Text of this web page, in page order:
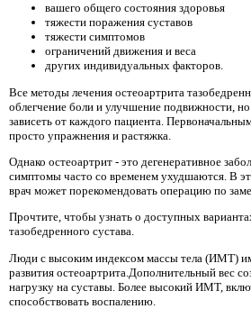
вашего общего состояния здоровья
тяжести поражения суставов
тяжести симптомов
ограничений движения и веса
других индивидуальных факторов.
Все методы лечения остеоартрита
облегчение боли и улучшение подвижности,
зависеть от каждого пациента.
просто упражнения и растяжка.
Однако остеоартрит - это дегенеративное
симптомы часто со временем ухудшаются. В
врач может порекомендовать операцию по
Прочтите, чтобы узнать о доступных
тазобедренного сустава.
Люди с высоким индексом массы тела (ИМТ)
развития остеоартрита.Дополнительный вес
нагрузку на суставы. Более высокий ИМТ,
способствовать воспалению.